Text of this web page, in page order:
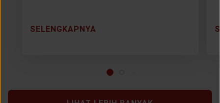
SELENGKAPNYA